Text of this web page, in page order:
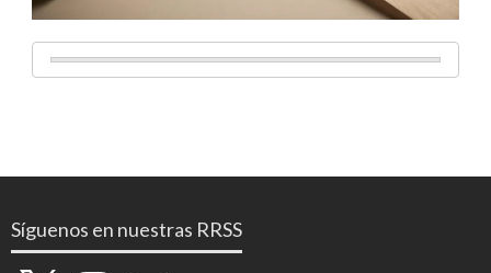
Síguenos en nuestras RRSS